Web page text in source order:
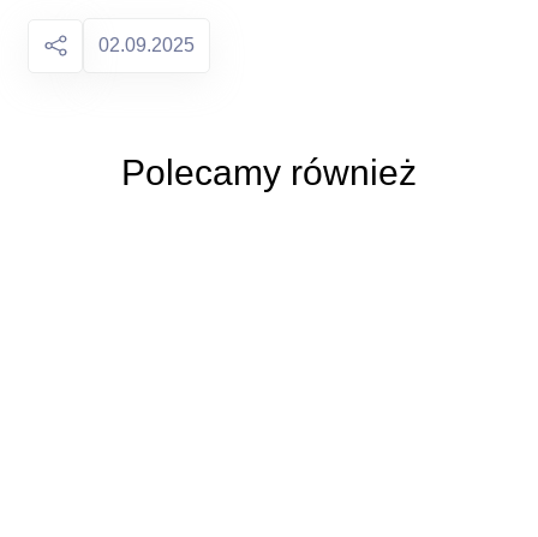
02.09.2025
Polecamy również